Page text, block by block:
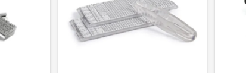
Produkte entdecken